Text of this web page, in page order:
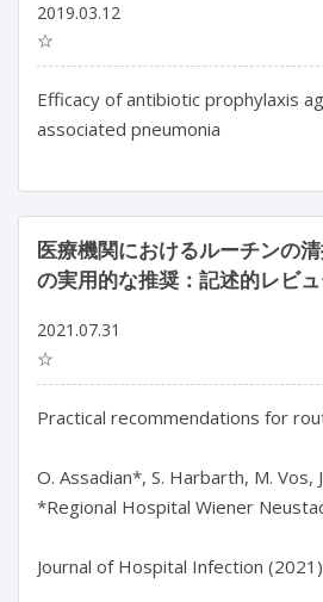
2019.03.12
☆
Efficacy of antibiotic prophylaxis
associated pneumonia
医療機関におけるルーチンの
の実用的な推奨：記述的レビ
2021.07.31
☆
Practical recommendations for
O. Assadian*, S. Harbarth, M. Vos,
*Regional Hospital Wiener
Journal of Hospital Infection